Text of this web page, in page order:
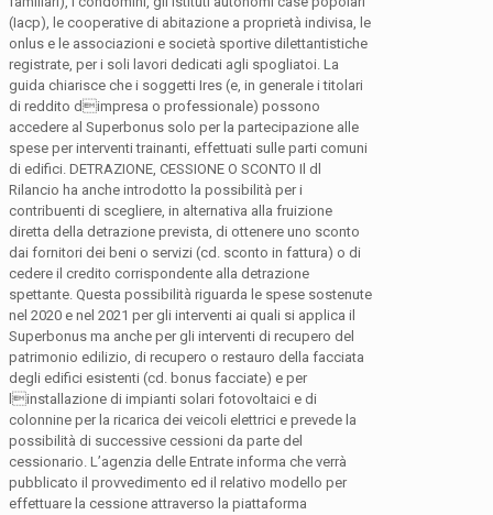
(Iacp), le cooperative di abitazione a proprietà indivisa, le
onlus e le associazioni e società sportive dilettantistiche
registrate, per i soli lavori dedicati agli spogliatoi. La
guida chiarisce che i soggetti Ires (e, in generale i titolari
di reddito dimpresa o professionale) possono
accedere al Superbonus solo per la partecipazione alle
spese per interventi trainanti, effettuati sulle parti comuni
di edifici. DETRAZIONE, CESSIONE O SCONTO Il dl
Rilancio ha anche introdotto la possibilità per i
contribuenti di scegliere, in alternativa alla fruizione
diretta della detrazione prevista, di ottenere uno sconto
dai fornitori dei beni o servizi (cd. sconto in fattura) o di
cedere il credito corrispondente alla detrazione
spettante. Questa possibilità riguarda le spese sostenute
nel 2020 e nel 2021 per gli interventi ai quali si applica il
Superbonus ma anche per gli interventi di recupero del
patrimonio edilizio, di recupero o restauro della facciata
degli edifici esistenti (cd. bonus facciate) e per
linstallazione di impianti solari fotovoltaici e di
colonnine per la ricarica dei veicoli elettrici e prevede la
possibilità di successive cessioni da parte del
cessionario. L’agenzia delle Entrate informa che verrà
pubblicato il provvedimento ed il relativo modello per
effettuare la cessione attraverso la piattaforma